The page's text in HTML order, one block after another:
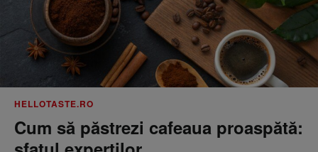
HELLOTASTE.RO
Cum să păstrezi cafeaua proaspătă: